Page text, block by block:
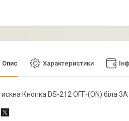
Опис Характеристики
Кнопка DS-212 OFF-(ON) біла